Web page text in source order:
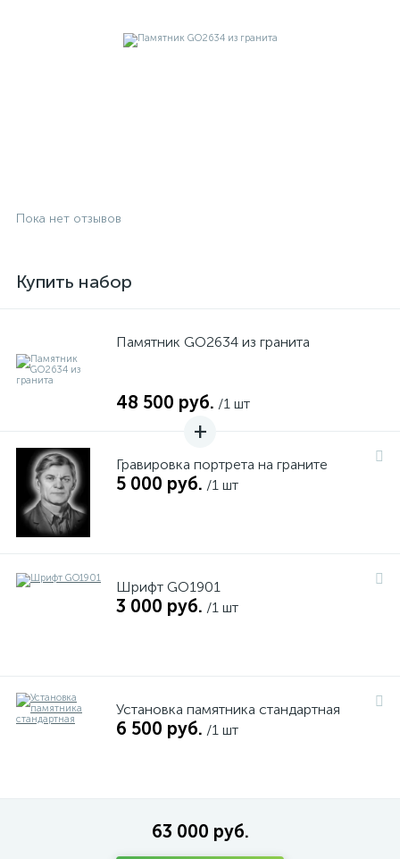
Пока нет отзывов
Купить набор
Памятник GO2634 из гранита
48 500 руб. /1 шт
Гравировка портрета на граните
5 000 руб. /1 шт
Шрифт GO1901
3 000 руб. /1 шт
Установка памятника стандартная
6 500 руб. /1 шт
63 000 руб.